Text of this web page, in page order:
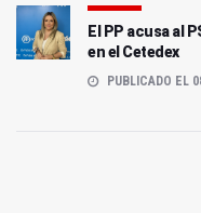
El PP acusa al
en el Cetedex
PUBLICADO EL